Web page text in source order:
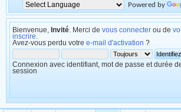
Powered by
Bienvenue, Invité . Merci de vous connecter ou de
inscrire
Avez-vous perdu votre e-mail d'activation ?
Connexion avec identifiant, mot de passe et durée
session